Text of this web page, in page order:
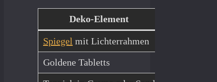
Deko-Element
Spiegel mit Lichterrahmen
Goldene Tabletts